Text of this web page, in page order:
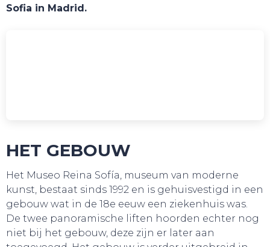
Sofia in Madrid.
HET GEBOUW
Het Museo Reina Sofía, museum van moderne
kunst, bestaat sinds 1992 en is gehuisvestigd in een
gebouw wat in de 18e eeuw een ziekenhuis was.
De twee panoramische liften hoorden echter nog
niet bij het gebouw, deze zijn er later aan